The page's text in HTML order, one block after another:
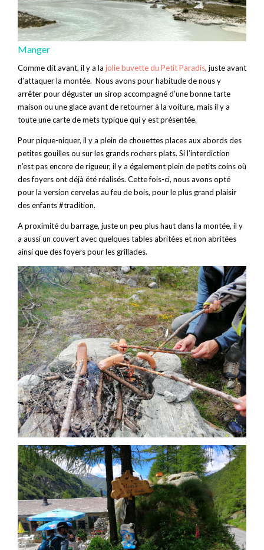
Manger
Comme dit avant, il y a la jolie buvette du Petit Paradis, juste avant
d’attaquer la montée. Nous avons pour habitude de nous y
arrêter pour déguster un sirop accompagné d’une bonne tarte
maison ou une glace avant de retourner à la voiture, mais il y a
toute une carte de mets typique qui y est présentée.
Pour pique-niquer, il y a plein de chouettes places aux abords des
petites gouilles ou sur les grands rochers plats. Si l’interdiction
n’est pas encore de rigueur, il y a également plein de petits coins où
des foyers ont déjà été réalisés. Cette fois-ci, nous avons opté
pour la version cervelas au feu de bois, pour le plus grand plaisir
des enfants #tradition.
A proximité du barrage, juste un peu plus haut dans la montée, il y
a aussi un couvert avec quelques tables abritées et non abritées
ainsi que des foyers pour les grillades.